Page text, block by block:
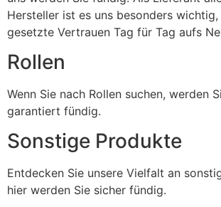
Hersteller ist es uns besonders wichtig,
gesetzte Vertrauen Tag für Tag aufs
Rollen
Wenn Sie nach Rollen suchen, werden
garantiert fündig.
Sonstige Produkte
Entdecken Sie unsere Vielfalt an
hier werden Sie sicher fündig.